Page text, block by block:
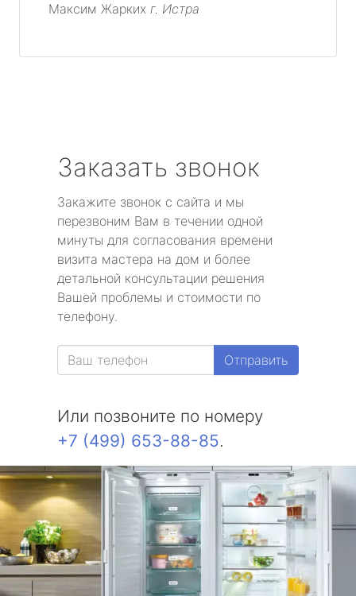
Максим Жарких г. Истра
Заказать звонок
Закажите звонок с сайта и мы
перезвоним Вам в течении одной
минуты для согласования времени
визита мастера на дом и более
детальной консультации решения
Вашей проблемы и стоимости по
телефону.
Отправить
Или позвоните по номеру
+7 (499) 653-88-85.